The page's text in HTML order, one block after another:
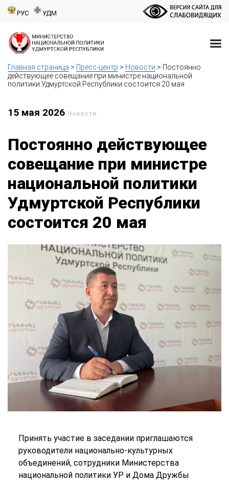
РУС УДМ
Главная страница > Пресс-центр > Новости > Постоянно
действующее совещание при министре национальной
политики Удмуртской Республики состоится 20 мая
15 мая 2026 Новости
Постоянно действующее
совещание при министре
национальной политики
Удмуртской Республики
состоится 20 мая
Принять участие в заседании приглашаются
руководители национально-культурных
объединений, сотрудники Министерства
национальной политики УР и Дома Дружбы